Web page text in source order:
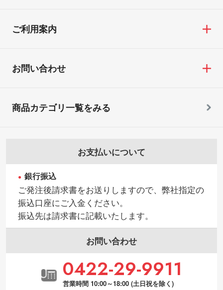
ご利用案内
お問い合わせ
お支払いについて
銀行振込
ご発注後請求書をお送りしますので、弊社指定の
振込口座にご入金ください。
振込先は請求書に記載いたします。
お問い合わせ
0422-29-9911
営業時間 10:00～18:00 (土日祝を除く)
商品カテゴリ一覧をみる